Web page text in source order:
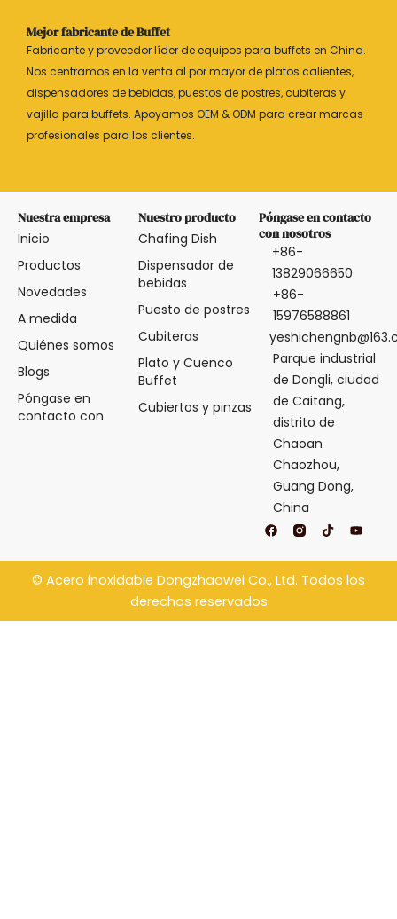
Mejor fabricante de Buffet
Fabricante y proveedor líder de equipos para buffets en China.
Nos centramos en la venta al por mayor de platos calientes,
dispensadores de bebidas, puestos de postres, cubiteras y
vajilla para buffets. Apoyamos OEM & ODM para crear marcas
profesionales para los clientes.
Nuestra empresa
Inicio
Productos
Novedades
A medida
Quiénes somos
Blogs
Póngase en
contacto con
Nuestro producto
Chafing Dish
Dispensador de
bebidas
Puesto de postres
Cubiteras
Plato y Cuenco
Buffet
Cubiertos y pinzas
Póngase en contacto
con nosotros
+86-
13829066650
+86-
15976588861
Parque industrial
de Dongli, ciudad
de Caitang,
distrito de
Chaoan
Chaozhou,
Guang Dong,
China
F
a
e
b
o
T
i
t
o
k
Y
o
t
u
b
© Acero inoxidable Dongzhaowei Co., Ltd. Todos los
derechos reservados